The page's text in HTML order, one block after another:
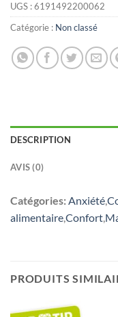
UGS :6191492200062
Catégorie : Non classé
DESCRIPTION
AVIS (0)
Catégories:Anxiété,
alimentaire,Confort,
PRODUITS